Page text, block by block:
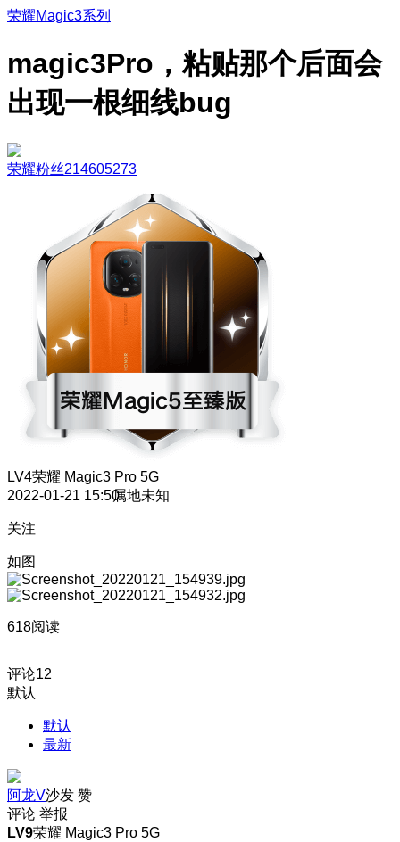
荣耀Magic3系列
magic3Pro，粘贴那个后面会
出现一根细线bug
荣耀粉丝214605273
LV4荣耀 Magic3 Pro 5G
2022-01-21 15:50属地未知
关注
如图
618阅读
评论12
默认
默认
最新
阿龙V沙发 赞
评论 举报
LV9荣耀 Magic3 Pro 5G